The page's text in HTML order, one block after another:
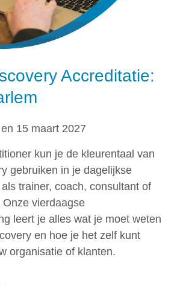
Accreditatie:
15 maart 2027
kun je de kleurentaal van
gebruiken in je dagelijkse
trainer, coach, consultant of
vierdaagse
leert je alles wat je moet weten
en hoe je het zelf kunt
organisatie of klanten.